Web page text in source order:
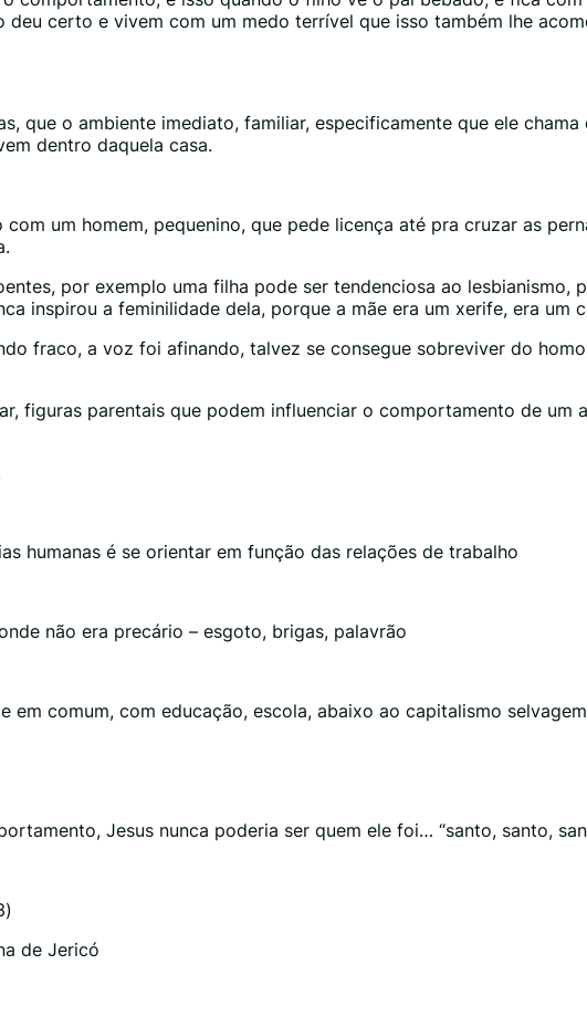
certo e vivem com um medo terrível que isso também lhe
que o ambiente imediato, familiar, especificamente que ele
dentro daquela casa.
um homem, pequenino, que pede licença até pra cruzar as
por exemplo uma filha pode ser tendenciosa ao lesbianismo,
inspirou a feminilidade dela, porque a mãe era um xerife, era um
fraco, a voz foi afinando, talvez se consegue sobreviver do
figuras parentais que podem influenciar o comportamento de um
humanas é se orientar em função das relações de trabalho
não era precário – esgoto, brigas, palavrão
em comum, com educação, escola, abaixo ao capitalismo
Jesus nunca poderia ser quem ele foi… “santo, santo,
de Jericó